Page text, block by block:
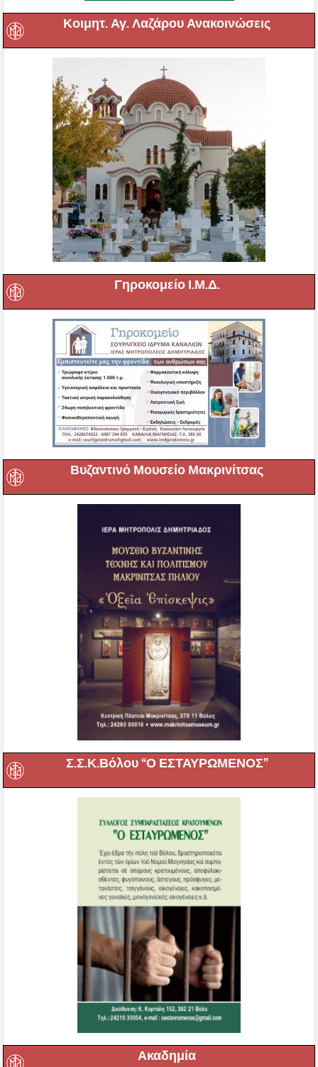
Κοιμητ. Αγ. Λαζάρου Ανακοινώσεις
Γηροκομείο Ι.Μ.Δ.
Βυζαντινό Μουσείο Μακρινίτσας
Σ.Σ.Κ.Βόλου “Ο ΕΣΤΑΥΡΩΜΕΝΟΣ”
Ακαδημία